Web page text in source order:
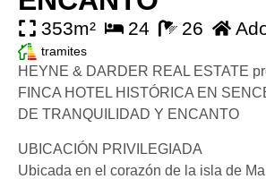
353m² 24 26
tramites
HEYNE & DARDER REAL ESTATE
FINCA HOTEL HISTÓRICA EN
DE TRANQUILIDAD Y ENCANTO
UBICACIÓN PRIVILEGIADA
Ubicada en el corazón de la isla de